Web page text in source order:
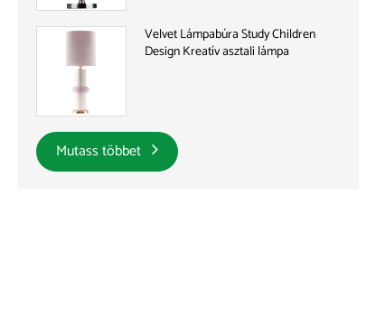
Velvet Lámpabúra Study Children
Design Kreatív asztali lámpa
Mutass többet